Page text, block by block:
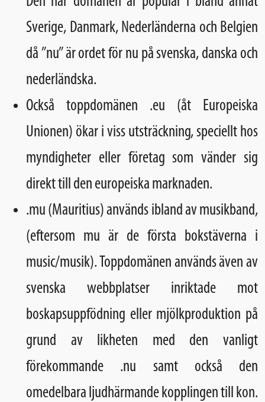
Sverige, Danmark, Nederländerna och Belgien
då ”nu” är ordet för nu på svenska, danska och
nederländska.
Också toppdomänen .eu (åt Europeiska
Unionen) ökar i viss utsträckning, speciellt hos
myndigheter eller företag som vänder sig
direkt till den europeiska marknaden.
.mu (Mauritius) används ibland av musikband,
(eftersom mu är de första bokstäverna i
music/musik). Toppdomänen används även av
svenska webbplatser inriktade mot
boskapsuppfödning eller mjölkproduktion på
grund av likheten med den vanligt
förekommande .nu samt också den
omedelbara ljudhärmande kopplingen till kon.